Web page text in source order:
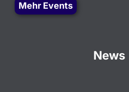
Mehr Events
News